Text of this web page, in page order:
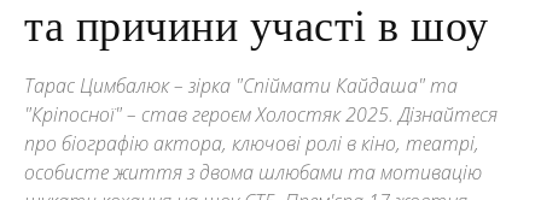
та причини участі в шоу
Тарас Цимбалюк – зірка "Спіймати Кайдаша" та
"Кріпосної" – став героєм Холостяк 2025. Дізнайтеся
про біографію актора, ключові ролі в кіно, театрі,
особисте життя з двома шлюбами та мотивацію